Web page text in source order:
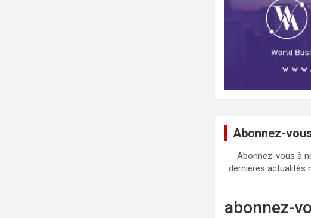
Abonnez-
Abonnez-vous à
dernières actualités
abonnez-